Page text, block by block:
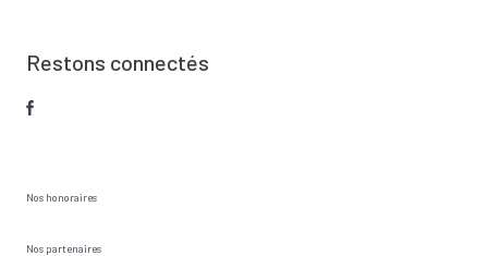
Restons connectés
Nos honoraires
Nos partenaires